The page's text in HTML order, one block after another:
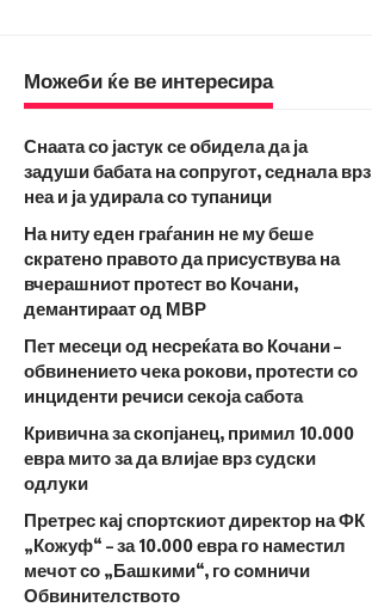
Можеби ќе ве интересира
Снаата со јастук се обидела да ја
задуши бабата на сопругот, седнала врз
неа и ја удирала со тупаници
На ниту еден граѓанин не му беше
скратено правото да присуствува на
вчерашниот протест во Кочани,
демантираат од МВР
Пет месеци од несреќата во Кочани –
обвинението чека рокови, протести со
инциденти речиси секоја сабота
Кривична за скопјанец, примил 10.000
евра мито за да влијае врз судски
одлуки
Претрес кај спортскиот директор на ФК
„Кожуф“ – за 10.000 евра го наместил
мечот со „Башкими“, го сомничи
Обвинителството